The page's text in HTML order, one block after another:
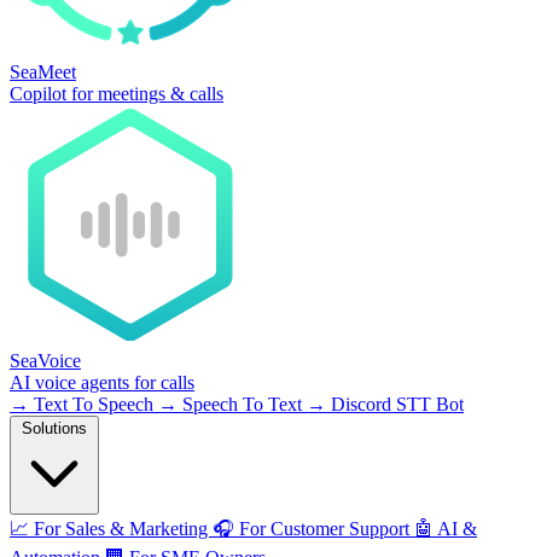
SeaMeet
Copilot for meetings & calls
SeaVoice
AI voice agents for calls
→ Text To Speech → Speech To Text → Discord STT Bot
📈 For Sales & Marketing 🎧 For Customer Support 🤖 AI &